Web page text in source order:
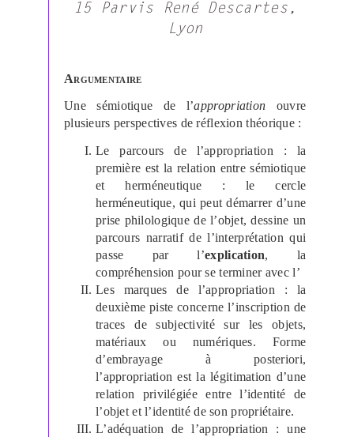
15 Parvis René Descartes,
Lyon
Argumentaire
Une sémiotique de l’appropriation ouvre
plusieurs perspectives de réflexion théorique :
Le parcours de l’appropriation : la
première est la relation entre sémiotique
et herméneutique : le cercle
herméneutique, qui peut démarrer d’une
prise philologique de l’objet, dessine un
parcours narratif de l’interprétation qui
passe par l’explication, la
compréhension pour se terminer avec l’
Les marques de l’appropriation : la
deuxième piste concerne l’inscription de
traces de subjectivité sur les objets,
matériaux ou numériques. Forme
d’embrayage à posteriori,
l’appropriation est la légitimation d’une
relation privilégiée entre l’identité de
l’objet et l’identité de son propriétaire.
L’adéquation de l’appropriation : une